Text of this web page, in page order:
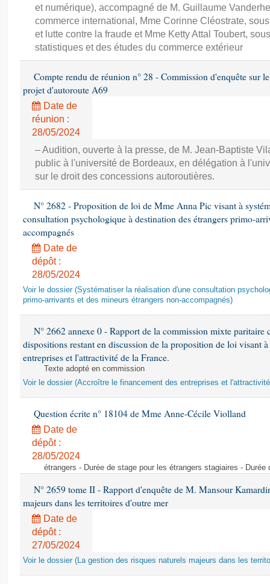
et numérique), accompagné de M. Guillaume
commerce international, Mme Corinne Cléostrate,
et lutte contre la fraude et Mme Ketty Attal Toubert,
statistiques et des études du commerce extérieur
Compte rendu de réunion n° 28 - Commission d'enquête sur
projet d'autoroute A69
Date de
réunion :
28/05/2024
– Audition, ouverte à la presse, de M. Jean-Baptiste
public à l'université de Bordeaux, en délégation à
sur le droit des concessions autoroutières.
N° 2682 - Proposition de loi de Mme Anna Pic visant à
consultation psychologique à destination des étrangers primo-
accompagnés
Date de
dépôt :
28/05/2024
Voir le dossier (Systématiser la réalisation d'une consultation
primo-arrivants et des mineurs étrangers non-accompagnés)
N° 2662 annexe 0 - Rapport de la commission mixte paritaire
dispositions restant en discussion de la proposition de loi visant
entreprises et l'attractivité de la France.
Texte adopté en commission
Voir le dossier (Accroître le financement des entreprises et
Question écrite n° 18104 de Mme Anne-Cécile Violland
Date de
dépôt :
28/05/2024
étrangers - Durée de stage pour les étrangers stagiaires -
N° 2659 tome II - Rapport d'enquête de M. Mansour
majeurs dans les territoires d'outre mer
Date de
dépôt :
27/05/2024
Voir le dossier (La gestion des risques naturels majeurs dans les